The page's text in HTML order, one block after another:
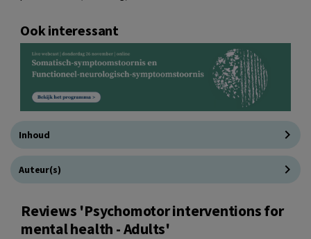
Ook interessant
Inhoud
Auteur(s)
Reviews 'Psychomotor interventions for
mental health - Adults'